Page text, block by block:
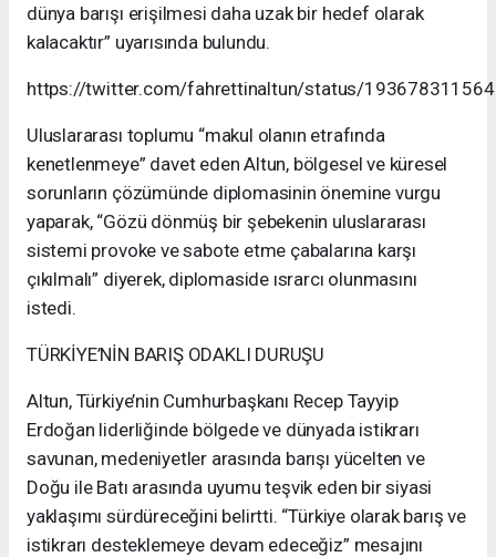
dünya barışı erişilmesi daha uzak bir hedef olarak
kalacaktır” uyarısında bulundu.
https://twitter.com/fahrettinaltun/status/
Uluslararası toplumu “makul olanın etrafında
kenetlenmeye” davet eden Altun, bölgesel ve küresel
sorunların çözümünde diplomasinin önemine vurgu
yaparak, “Gözü dönmüş bir şebekenin uluslararası
sistemi provoke ve sabote etme çabalarına karşı
çıkılmalı” diyerek, diplomaside ısrarcı olunmasını
istedi.
TÜRKİYE’NİN BARIŞ ODAKLI DURUŞU
Altun, Türkiye’nin Cumhurbaşkanı Recep Tayyip
Erdoğan liderliğinde bölgede ve dünyada istikrarı
savunan, medeniyetler arasında barışı yücelten ve
Doğu ile Batı arasında uyumu teşvik eden bir siyasi
yaklaşımı sürdüreceğini belirtti. “Türkiye olarak barış ve
istikrarı desteklemeye devam edeceğiz” mesajını